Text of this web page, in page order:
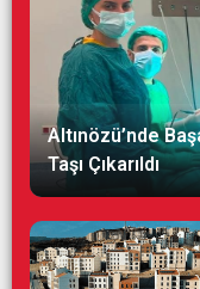
Altınözü’nde
Taşı Çıkarıldı